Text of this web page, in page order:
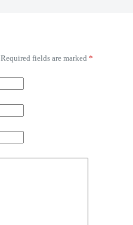
Required fields are marked *